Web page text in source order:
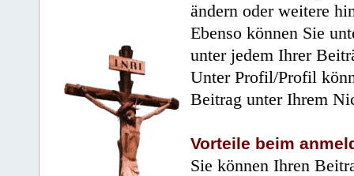
ändern oder weitere
Ebenso können Sie
unter jedem Ihrer
Unter Profil/Profil
Beitrag unter Ihrem
Vorteile beim
Sie können Ihren